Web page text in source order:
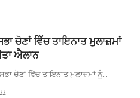
ਚੋਣਾਂ ਵਿੱਚ ਤਾਇਨਾਤ ਮੁਲਾਜ਼ਮਾਂ
ਐਲਾਨ
ਚੋਣਾਂ ਵਿੱਚ ਤਾਇਨਾਤ ਮੁਲਾਜ਼ਮਾਂ ਨੂੰ…